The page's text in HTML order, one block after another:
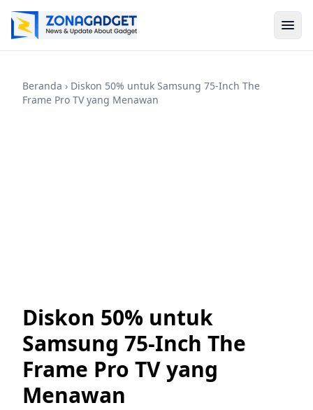
Beranda › Diskon 50% untuk Samsung 75-Inch The
Frame Pro TV yang Menawan
Diskon 50% untuk
Samsung 75-Inch The
Frame Pro TV yang
Menawan